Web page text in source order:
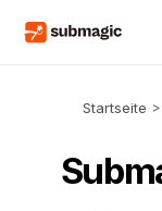
Startseite >